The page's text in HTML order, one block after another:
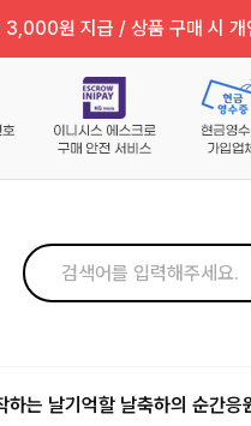
3,000원 지급 / 상품 구매 시
하는 날기억할 날축하의 순간응